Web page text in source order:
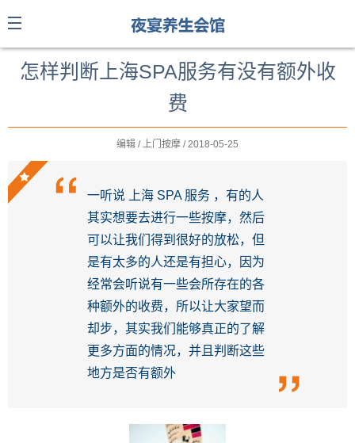
怎样判断上海SPA服务有没有额外收
费
编辑 / 上门按摩 / 2018-05-25
一听说 上海 SPA 服务 ，有的人
其实想要去进行一些按摩，然后
可以让我们得到很好的放松，但
是有太多的人还是有担心，因为
经常会听说有一些会所存在的各
种额外的收费，所以让大家望而
却步，其实我们能够真正的了解
更多方面的情况，并且判断这些
地方是否有额外